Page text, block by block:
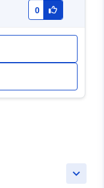
0
keyboard_arrow_down